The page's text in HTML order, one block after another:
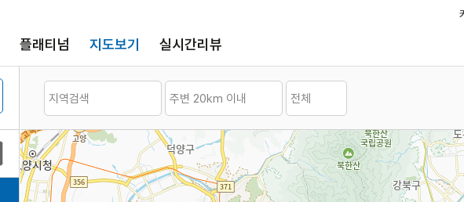
플래티넘 지도보기 실시간리뷰